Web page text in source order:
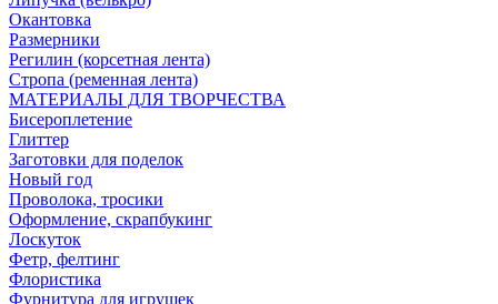
Окантовка
Размерники
Регилин (корсетная лента)
Стропа (ременная лента)
МАТЕРИАЛЫ ДЛЯ ТВОРЧЕСТВА
Бисероплетение
Глиттер
Заготовки для поделок
Новый год
Проволока, тросики
Оформление, скрапбукинг
Лоскуток
Фетр, фелтинг
Флористика
Фурнитура для игрушек